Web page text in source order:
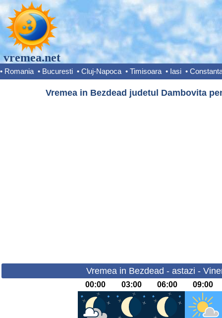
vremea.net
• Romania • Bucuresti • Cluj-Napoca • Timisoara • Iasi •
Vremea in Bezdead judetul Dambovita
Vremea in Bezdead - astazi -
00:00 03:00 06:00 09:00